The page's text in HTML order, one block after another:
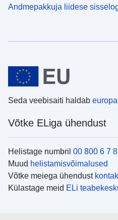
Andmepakkuja liidese
Seda veebisaiti haldab
Võtke ELiga ühendust
Helistage numbril 00 800 6 7
Muud helistamisvõimalused
Võtke meiega ühendust
Külastage meid ELi